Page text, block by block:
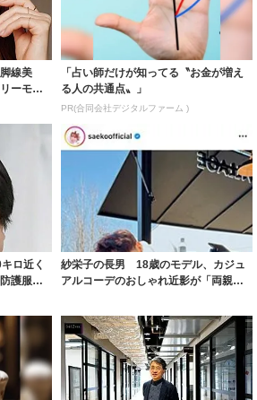
脚線美
ーモデ
「占い師だけが知ってる〝お金が増え
る人の共通点〟」
PR(合同会社デジタルファーム )
ロ近く
護服が
紗栄子の長男 18歳のモデル、カジュ
アルコーデのおしゃれ近影が「両親の